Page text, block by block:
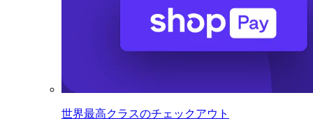
世界最高クラスのチェックアウト